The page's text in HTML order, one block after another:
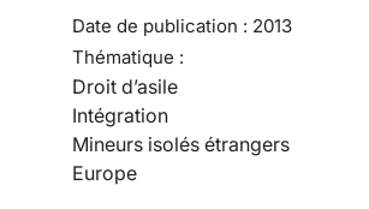
Date de publication : 2013
Thématique :
Droit d’asile
Intégration
Mineurs isolés étrangers
Europe